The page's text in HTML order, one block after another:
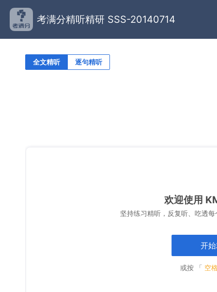
考满分精听精研 SSS-20140714
全文精听 逐句精听
欢迎使用
坚持练习精听，反复听、吃透
开
或按 「 空